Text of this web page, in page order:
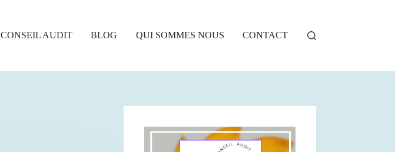
CONSEIL AUDIT BLOG QUI SOMMES NOUS CONTACT